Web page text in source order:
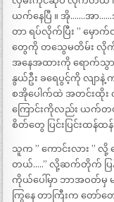
ယက်နေပြီ ။ အို…….အာ
တာ ရပ်လိုက်ပြီး ” မှော
တွေကို တသွေမတိမ်း လိုက်
အနေအထားကို ရောက်သွာ
နွယ်ဦး ခရေပွင့်ကို လျာ
စအိုပေါက်ထဲ အတင်းထို
ကြောင်းကိုလည်း ယက်တယ်
စိတ်တွေ ပြင်းပြင်းထန်
သူက ” ကောင်းလား ” လို့ မ
တယ်…..” လို့ဆက်တိုက် ပြ
ကိုယ်ပေါ်မှာ ဘာအဝတ်မှ မ
ကြွနေ တာကြီးက တ